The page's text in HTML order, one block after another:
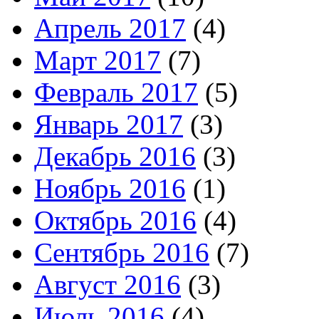
Апрель 2017 (4)
Март 2017 (7)
Февраль 2017 (5)
Январь 2017 (3)
Декабрь 2016 (3)
Ноябрь 2016 (1)
Октябрь 2016 (4)
Сентябрь 2016 (7)
Август 2016 (3)